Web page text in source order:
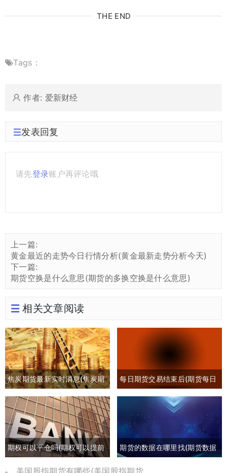
THE END
Tags：
作者: 爱新财经
发表回复
请先登录账户再评论哦
上一篇:
黄金最近的走势今日行情分析(黄金最新走势分析今天)
下一篇:
期货空换是什么意思(期货的多换空换是什么意思)
相关文章阅读
焦炭期货最新实时消息(焦炭期
货最新行情分析)
每日期货交易结束后(期货每日
交易时间)
期权可以平仓吗(期权可以提前
平仓吗有盈利吗)
期货的数据在哪里找(期货数据
哪里可以找)
美国股指期货有哪些(美国股指期货是哪个交易所)